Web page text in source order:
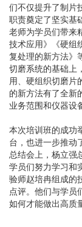
们不仅提升了制片
职责奠定了坚实基
老师为学员们带来
技术应用》《硬组
复处理的新方法》
切磨系统的基础上
用、硬组织切磨片
的新方法有了全新
业务范围和仪器设
本次培训班的成功
台，也进一步推动
总结会上，杨立强
学员们努力学习和
验师赵培冉组成的
点评。他们与学员
如何才能做出高质